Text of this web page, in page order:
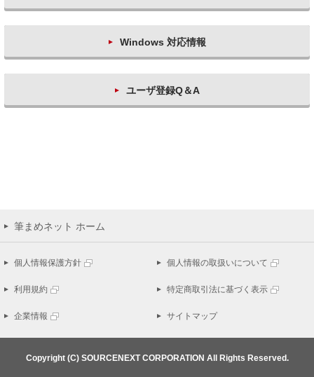
Windows 対応情報
ユーザ登録Q＆A
筆まめネット ホーム
個人情報保護方針 個人情報の取扱いについて
利用規約 特定商取引法に基づく表示
企業情報 サイトマップ
Copyright (C) SOURCENEXT CORPORATION All Rights Reserved.